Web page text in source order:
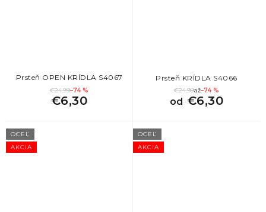
Prsteň OPEN KRÍDLA S4067
€24,99–74 %
€6,30
Prsteň KRÍDLA S4066
€24,99až–74 %
od €6,30
AKCIA
OCEĽ
AKCIA
OCEĽ